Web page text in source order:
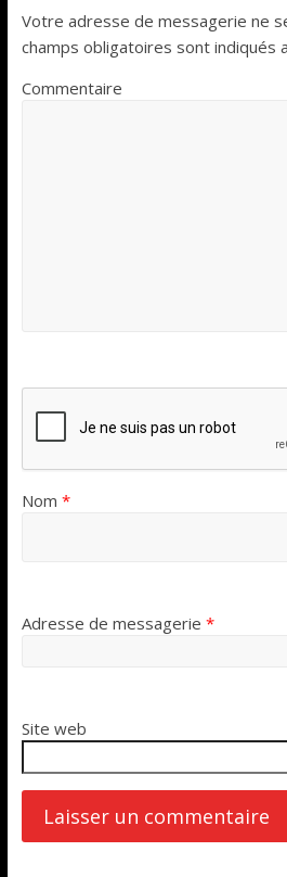
Votre adresse de messagerie ne
champs obligatoires sont indiqués
Commentaire
Nom *
Adresse de messagerie *
Site web